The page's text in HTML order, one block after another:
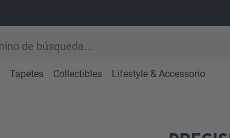
Tapetes Collectibles Lifestyle & Accessorio